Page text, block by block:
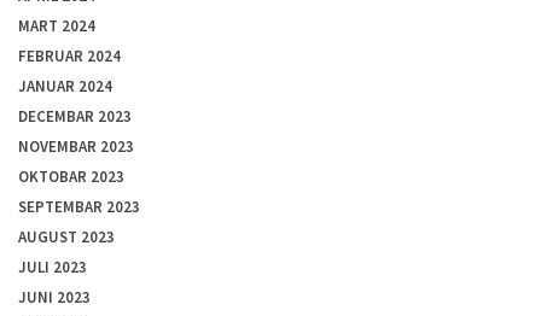
MART 2024
FEBRUAR 2024
JANUAR 2024
DECEMBAR 2023
NOVEMBAR 2023
OKTOBAR 2023
SEPTEMBAR 2023
AUGUST 2023
JULI 2023
JUNI 2023